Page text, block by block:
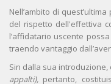
Nell’ambito di
del rispetto dell'effettiva
l’affidatario uscente
traendo vantaggio
Sin dalla sua introduzione,
appalti), pertanto,